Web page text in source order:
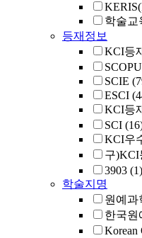
학술교
등재정보
KCI등
SCIE
ESCI
KCI등
SCI
KCI우
구)KCI
3903 (1)
학술지명
원예과
한국원
Korean